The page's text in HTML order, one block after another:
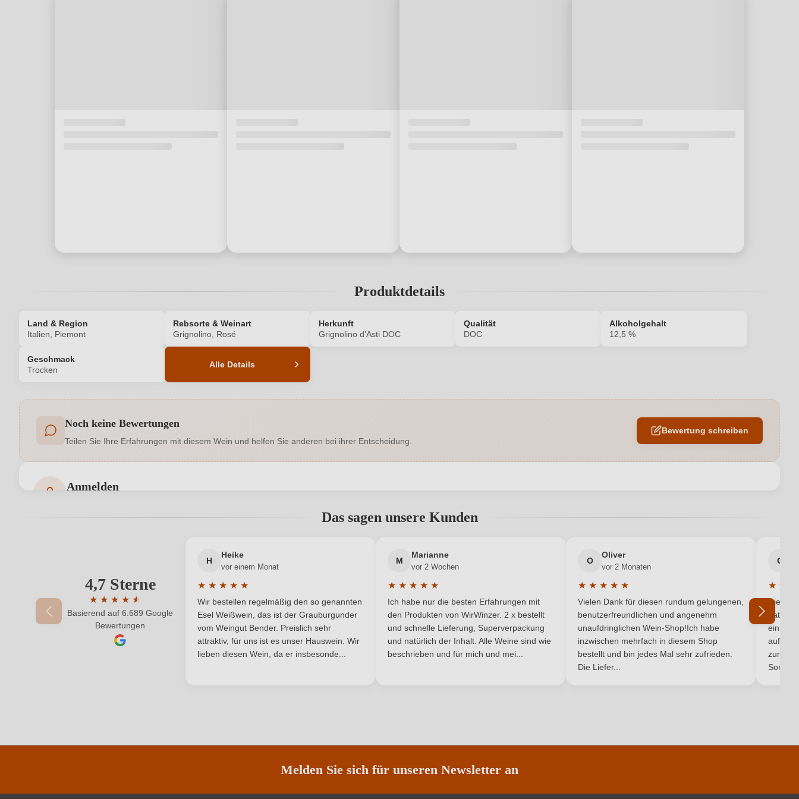
Produktdetails
Land & Region
Italien, Piemont
Rebsorte & Weinart
Grignolino, Rosé
Herkunft
Grignolino d’Asti DOC
Qualität
DOC
Alkoholgehalt
12,5 %
Geschmack
Trocken
Alle Details
Allergene Edelstahltank
Geographische Angabe Trocken
Rebsorte Grignolino
Traubenfarbe Rot
Weinart
Nährwertangaben
Noch keine Bewertungen
Teilen Sie Ihre Erfahrungen mit diesem Wein und helfen Sie anderen bei ihrer Entscheidung.
Bewertung schreiben
Anmelden
Ihre E-Mail-Adresse
Ihr Passwort
Ich habe mein Passwort vergessen
Das sagen unsere Kunden
4,7 Sterne
★ ★ ★ ★ ★
★
Durchschnittliche Bewertung von 4.7 von 5 Sternen
Basierend auf 6.689 Google
Bewertungen
H
Heike
vor einem Monat
★ ★ ★ ★ ★
Durchschnittliche Bewertung von 5 von 5 Sternen
Wir bestellen regelmäßig den so genannten
Esel Weißwein, das ist der Grauburgunder
vom Weingut Bender. Preislich sehr
attraktiv, für uns ist es unser Hauswein. Wir
lieben diesen Wein, da er insbesonde...
M
Marianne
vor 2 Wochen
★ ★ ★ ★ ★
Durchschnittliche Bewertung von 5 von 5 Sternen
Ich habe nur die besten Erfahrungen mit
den Produkten von WirWinzer. 2 x bestellt
und schnelle Lieferung, Superverpackung
und natürlich der Inhalt. Alle Weine sind wie
beschrieben und für mich und mei...
O
Oliver
vor 2 Monaten
★ ★ ★ ★ ★
Durchschnittliche Bewertung von 5 von 5 Sternen
Vielen Dank für diesen rundum gelungenen,
benutzerfreundlichen und angenehm
unaufdringlichen Wein-Shop!Ich habe
inzwischen mehrfach in diesem Shop
bestellt und bin jedes Mal sehr zufrieden.
Die Liefer...
G
★ ★
Die
hat
einmal
auf
zurück
Son...
Melden Sie sich für unseren Newsletter an